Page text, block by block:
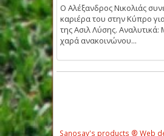
Ο Αλέξανδρος Νικολιάς
καριέρα του στην Κύπρο
της Ασιλ Λύσης. Αναλυτικά:
χαρά ανακοινώνου...
Sanosay's products ® Web